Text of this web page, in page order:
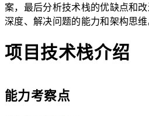
案，最后分析技术栈的优缺点和
深度、解决问题的能力和架构思维
项目技术栈介绍
能力考察点